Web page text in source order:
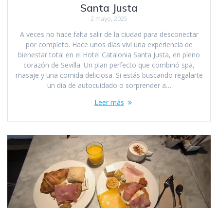
Santa Justa
2 mayo, 2025
A veces no hace falta salir de la ciudad para desconectar
por completo. Hace unos días viví una experiencia de
bienestar total en el Hotel Catalonia Santa Justa, en pleno
corazón de Sevilla. Un plan perfecto que combinó spa,
masaje y una comida deliciosa. Si estás buscando regalarte
un día de autocuidado o sorprender a…
Leer más